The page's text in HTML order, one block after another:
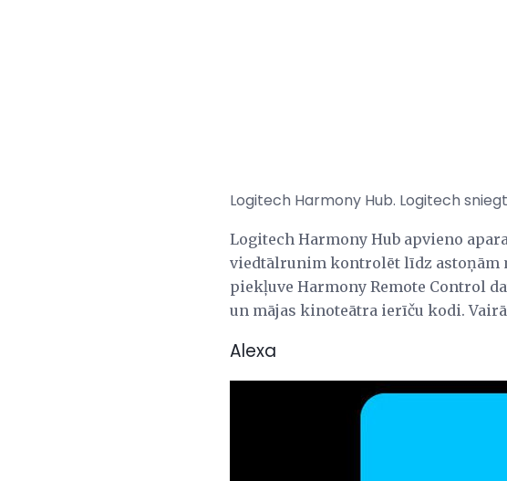
Logitech Harmony Hub. Logitech
Logitech Harmony Hub apvieno
viedtālrunim kontrolēt līdz astoņām
piekļuve Harmony Remote Control
un mājas kinoteātra ierīču kodi.
Alexa